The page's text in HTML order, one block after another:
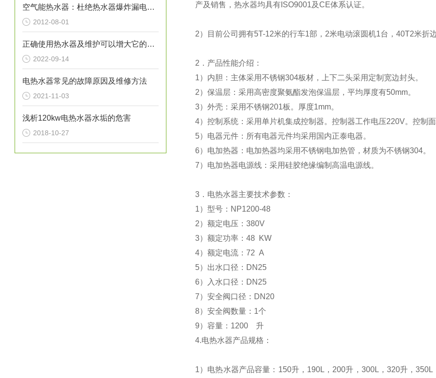
空气能热水器：杜绝热水器爆炸漏电事故
2012-08-01
正确使用热水器及维护可以增大它的使用寿命
2022-09-14
电热水器常见的故障原因及维修方法
2021-11-03
浅析120kw电热水器水垢的危害
2018-10-27
产及销售，热水器均具有ISO9001及CE体系认证。
2）目前公司拥有5T-12米的行车1部，2米电动滚圆机1台，40T2米折
2 ．产品性能介绍：
1） 内胆：主体采用不锈钢304板材，上下二头采用定制宽边封头。
2） 保温层：采用高密度聚氨酯发泡保温层，平均厚度有50mm。
3）外壳：采用不锈钢201板。厚度1mm。
4）控制系统：采用单片机集成控制器。控制器工作电压220V。控制面
5）电器元件：所有电器元件均采用国内正泰电器。
6）电加热器：电加热器均采用不锈钢电加热管，材质为不锈钢304。
7）电加热器电源线：采用硅胶绝缘编制高温电源线。
3 ．电热水器主要技术参数：
1）型号： NP1200-48
2）额定电压： 380V
3）额定功率： 48 KW
4）额定电流： 72 A
5）出水口径： DN25
6）入水口径： DN25
7）安全阀口径： DN20
8）安全阀数量： 1个
9）容量： 1200 升
4.电热水器产品规格：
1）电热水器产品容量： 150升， 190L ， 200升 ， 300L ， 320升 ，350L